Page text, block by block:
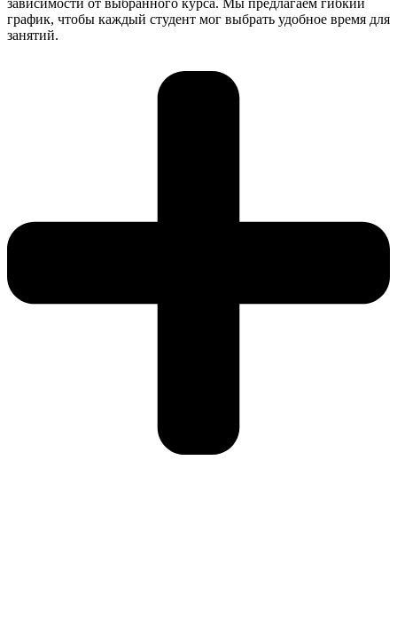
зависимости от выбранного курса. Мы предлагаем гибкий
график, чтобы каждый студент мог выбрать удобное время для
занятий.